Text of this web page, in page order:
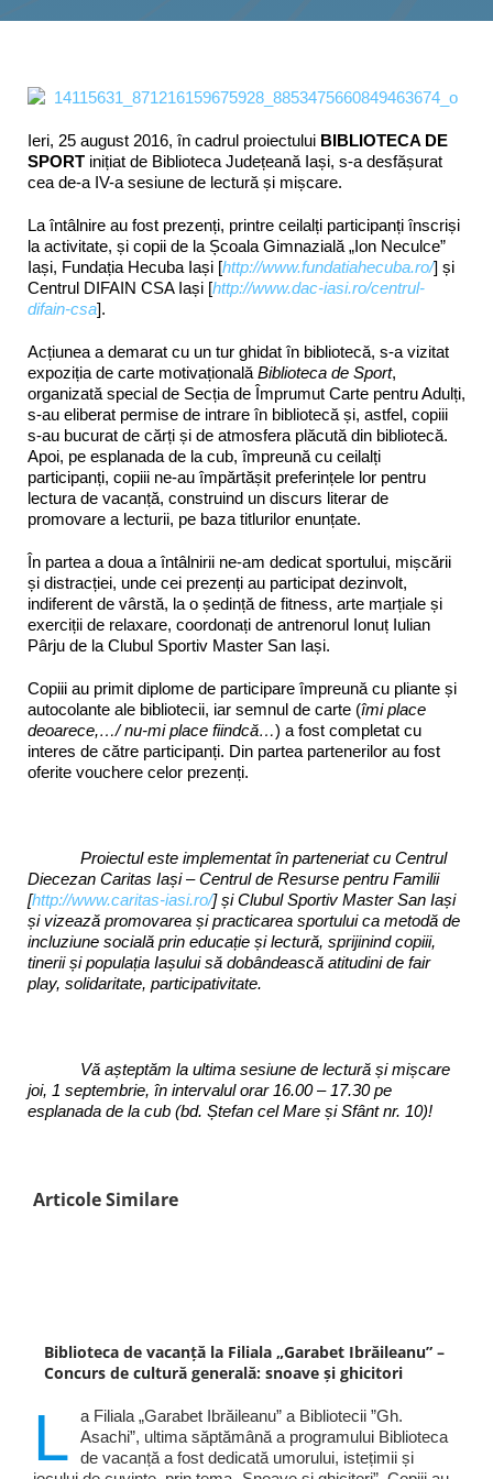
Ieri, 25 august 2016, în cadrul proiectului BIBLIOTECA DE
SPORT inițiat de Biblioteca Județeană Iași, s-a desfășurat
cea de-a IV-a sesiune de lectură și mișcare.
La întâlnire au fost prezenți, printre ceilalți participanți înscriși
la activitate, și copii de la Școala Gimnazială „Ion Neculce”
Iași, Fundația Hecuba Iași [http://www.fundatiahecuba.ro/] și
Centrul DIFAIN CSA Iași [http://www.dac-iasi.ro/centrul-
difain-csa].
Acțiunea a demarat cu un tur ghidat în bibliotecă, s-a vizitat
expoziția de carte motivațională Biblioteca de Sport,
organizată special de Secția de Împrumut Carte pentru Adulți,
s-au eliberat permise de intrare în bibliotecă și, astfel, copiii
s-au bucurat de cărți și de atmosfera plăcută din bibliotecă.
Apoi, pe esplanada de la cub, împreună cu ceilalți
participanți, copiii ne-au împărtășit preferințele lor pentru
lectura de vacanță, construind un discurs literar de
promovare a lecturii, pe baza titlurilor enunțate.
În partea a doua a întâlnirii ne-am dedicat sportului, mișcării
și distracției, unde cei prezenți au participat dezinvolt,
indiferent de vârstă, la o ședință de fitness, arte marțiale și
exerciții de relaxare, coordonați de antrenorul Ionuț Iulian
Pârju de la Clubul Sportiv Master San Iași.
Copiii au primit diplome de participare împreună cu pliante și
autocolante ale bibliotecii, iar semnul de carte (îmi place
deoarece,…/ nu-mi place fiindcă…) a fost completat cu
interes de către participanți. Din partea partenerilor au fost
oferite vouchere celor prezenți.
Proiectul este implementat în parteneriat cu Centrul
Diecezan Caritas Iași – Centrul de Resurse pentru Familii
[http://www.caritas-iasi.ro/]și Clubul Sportiv Master San Iași
și vizează promovarea și practicarea sportului ca metodă de
incluziune socială prin educație și lectură, sprijinind copiii,
tinerii și populația Iașului să dobândească atitudini de fair
play, solidaritate, participativitate.
Vă așteptăm la ultima sesiune de lectură și mișcare
joi, 1 septembrie, în intervalul orar 16.00 – 17.30 pe
esplanada de la cub (bd. Ștefan cel Mare și Sfânt nr. 10)!
Articole Similare
Biblioteca de vacanță la Filiala „Garabet Ibrăileanu” –
Concurs de cultură generală: snoave și ghicitori
L
a Filiala „Garabet Ibrăileanu” a Bibliotecii ”Gh.
Asachi”, ultima săptămână a programului Biblioteca
de vacanță a fost dedicată umorului, istețimii și